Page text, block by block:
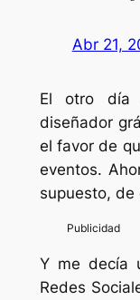
Abr 21,
El otro día
diseñador
el favor de
eventos.
supuesto, de
Y me decía
Redes